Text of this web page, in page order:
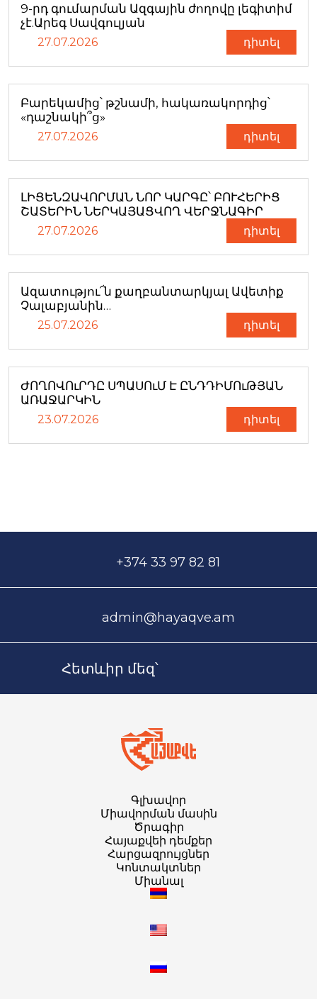
9-րդ գումարման Ազգային ժողովը լեգիտիմ
չէ.Արեգ Սավգուլյան
27.07.2026 դիտել
Բարեկամից՝ թշնամի, հակառակորդից՝
«դաշնակի՞ց»
27.07.2026 դիտել
ԼԻՑԵՆԶԱՎՈՐՄԱՆ ՆՈՐ ԿԱՐԳԸ՝ ԲՈՒՀԵՐԻՑ
ՇԱՏԵՐԻՆ ՆԵՐԿԱՅԱՑՎՈՂ ՎԵՐՋՆԱԳԻՐ
27.07.2026 դիտել
Ազատությու՜ն քաղբանտարկյալ Ավետիք
Չալաբյանին…
25.07.2026 դիտել
ԺՈՂՈՎՈւՐԴԸ ՍՊԱՍՈւՄ Է ԸՆԴԴԻՄՈւԹՅԱՆ
ԱՌԱՋԱՐԿԻՆ
23.07.2026 դիտել
+374 33 97 82 81
admin@hayaqve.am
Հետևիր մեզ՝
Գլխավոր
Միավորման մասին
Ծրագիր
Հայաքվեի դեմքեր
Հարցազրույցներ
Կոնտակտներ
Միանալ